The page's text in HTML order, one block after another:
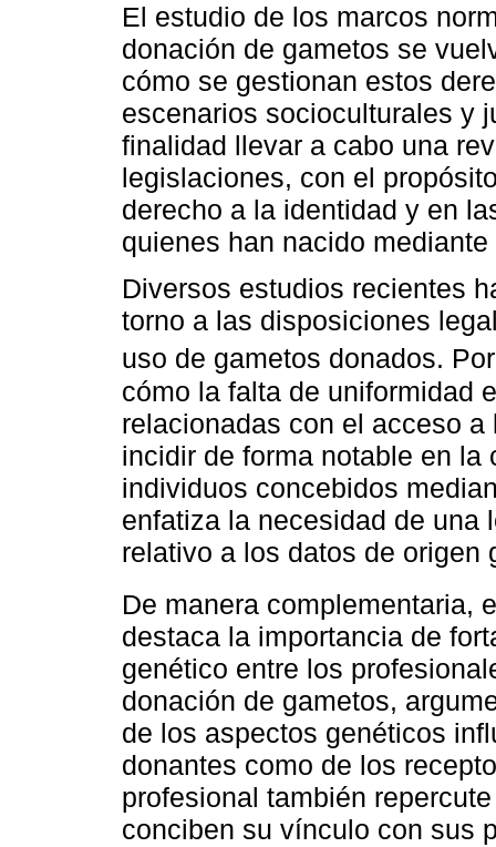
El estudio de los marcos
donación de gametos se
cómo se gestionan estos
escenarios socioculturales y
finalidad llevar a cabo una
legislaciones, con el
derecho a la identidad y en
quienes han nacido
Diversos estudios recientes
torno a las disposiciones
uso de gametos donados.
cómo la falta de uniformidad
relacionadas con el acceso
incidir de forma notable en
individuos concebidos
enfatiza la necesidad de una
relativo a los datos de origen
De manera complementaria,
destaca la importancia de
genético entre los
donación de gametos,
de los aspectos genéticos
donantes como de los
profesional también
conciben su vínculo con sus